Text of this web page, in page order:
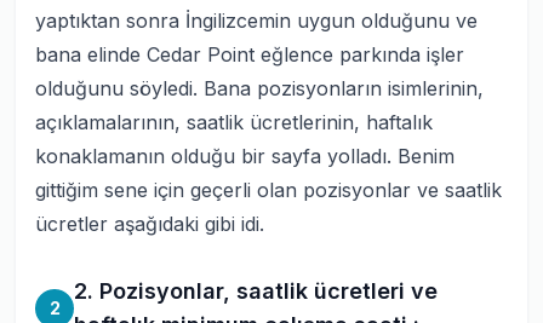
yaptıktan sonra İngilizcemin uygun olduğunu ve
bana elinde Cedar Point eğlence parkında işler
olduğunu söyledi. Bana pozisyonların isimlerinin,
açıklamalarının, saatlik ücretlerinin, haftalık
konaklamanın olduğu bir sayfa yolladı. Benim
gittiğim sene için geçerli olan pozisyonlar ve saatlik
ücretler aşağıdaki gibi idi.
2
2. Pozisyonlar, saatlik ücretleri ve